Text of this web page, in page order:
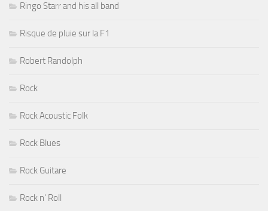
Ringo Starr and his all band
Risque de pluie sur la F1
Robert Randolph
Rock
Rock Acoustic Folk
Rock Blues
Rock Guitare
Rock n' Roll